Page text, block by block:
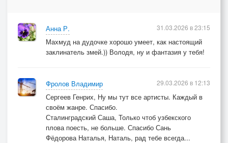
Анна Р.
Махмуд на дудочке хорошо умеет, как настоящий
заклинатель змей.)) Володя, ну и фантазия у тебя!
31.03.2026 в 23:15
Фролов Владимир
Сергеев Генрих, Ну мы тут все артисты. Каждый в
своём жанре. Спасибо.
Сталинградский Саша, Только чтоб узбекского
плова поесть, не больше. Спасибо Сань
Фёдорова Наталья, Наталь, рад тебе всегда...
29.03.2026 в 12:13